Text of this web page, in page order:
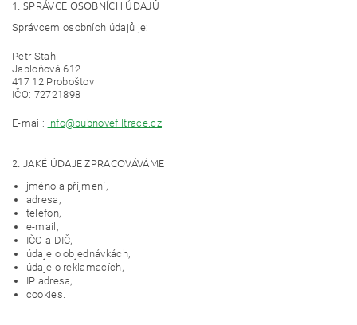
1. SPRÁVCE OSOBNÍCH ÚDAJŮ
Správcem osobních údajů je:
Petr Stahl
Jabloňová 612
417 12 Proboštov
IČO: 72721898
E-mail: info@bubnovefiltrace.cz
2. JAKÉ ÚDAJE ZPRACOVÁVÁME
jméno a příjmení,
adresa,
telefon,
e-mail,
IČO a DIČ,
údaje o objednávkách,
údaje o reklamacích,
IP adresa,
cookies.